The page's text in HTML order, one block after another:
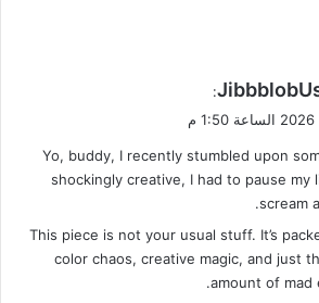
:
Yo, buddy, I recently stumbled upon
shockingly creative, I had to pause my
scream
This piece is not your usual stuff. It’s
color chaos, creative magic, and just
amount of mad